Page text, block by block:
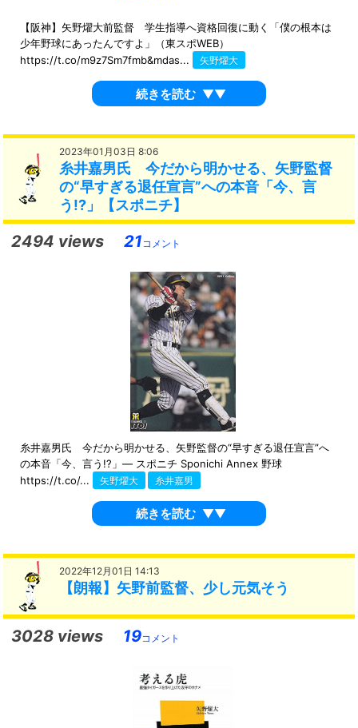
【阪神】矢野燿大前監督 学生指導へ資格回復に動く「僕の根本は
少年野球にあったんですよ」（東スポWEB）
https://t.co/m9z7Sm7fmb&mdas...
矢野燿大
続きを読む ▼▼
2023年01月03日 8:06
糸井嘉男氏 今だから明かせる、矢野監督
の“早すぎる退任宣言”への本音「今、言
う!?」【スポニチ】
2494 views 21 コメント
糸井嘉男氏 今だから明かせる、矢野監督の“早すぎる退任宣言”へ
の本音「今、言う!?」― スポニチ Sponichi Annex 野球
https://t.co/...
矢野燿大 糸井嘉男
続きを読む ▼▼
2022年12月01日 14:13
【朗報】矢野前監督、少し元気そう
3028 views 19コメント